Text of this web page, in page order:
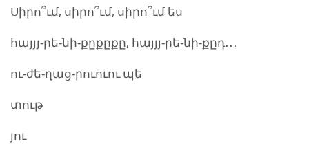
Սիրո՞ւմ, սիրո՞ւմ, սիրո՞ւմ ես
հայյյ-րե-նի-քըքըքը, հայյյ-րե-նի-քըդ․․․
ու-ժե-ղաց-րուուու պե
տութ
յու